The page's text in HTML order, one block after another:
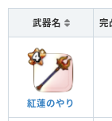
武器名 完
紅蓮のやり